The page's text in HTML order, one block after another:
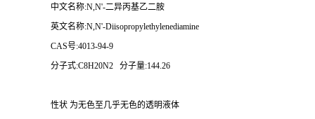
中文名称:N,N'-二异丙基乙二胺
英文名称:N,N'-Diisopropylethylenediamine
CAS号:4013-94-9
分子式:C8H20N2 分子量:144.26
性状 为无色至几乎无色的透明液体